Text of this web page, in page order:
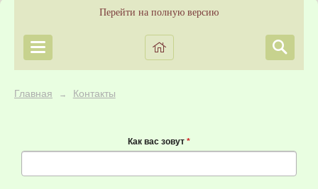
Перейти на полную версию
Главная → Контакты
Как вас зовут *